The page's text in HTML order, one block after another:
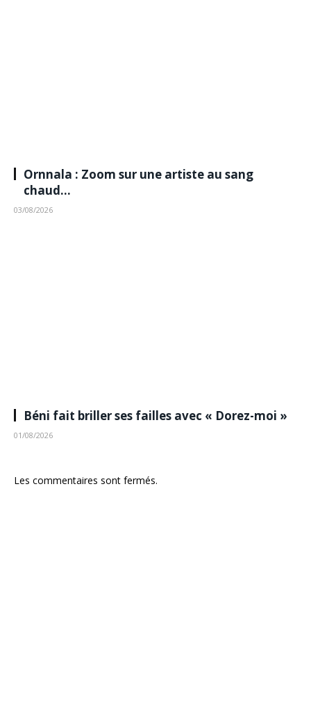
Ornnala : Zoom sur une artiste au sang
chaud…
03/08/2026
Béni fait briller ses failles avec « Dorez-moi »
01/08/2026
Les commentaires sont fermés.